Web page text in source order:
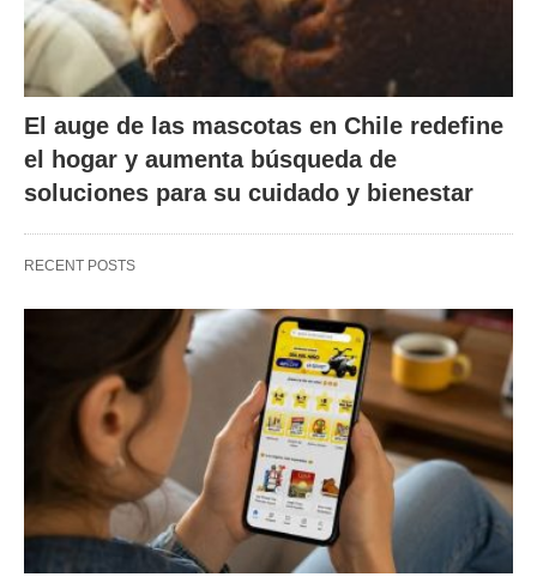
El auge de las mascotas en Chile redefine
el hogar y aumenta búsqueda de
soluciones para su cuidado y bienestar
RECENT POSTS